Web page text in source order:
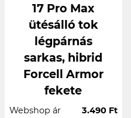
17 Pro Max
ütésálló tok
légpárnás
sarkas, hibrid
Forcell Armor
fekete
Webshop ár 3.490 Ft